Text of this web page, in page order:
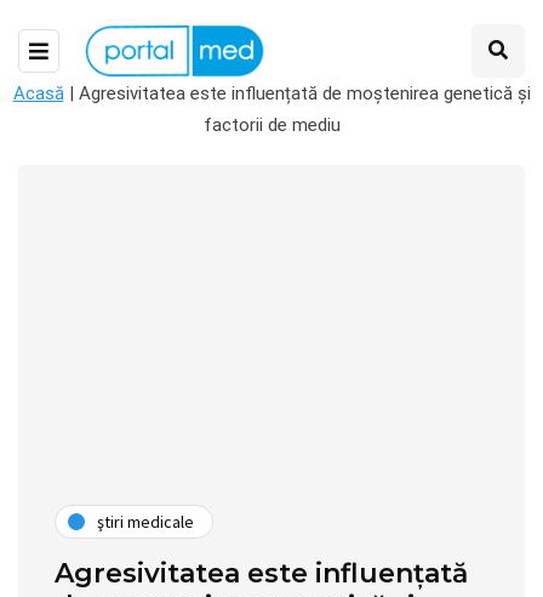
Acasă| Agresivitatea este influențată de moștenirea genetică și
factorii de mediu
ştiri medicale
Agresivitatea este influențată